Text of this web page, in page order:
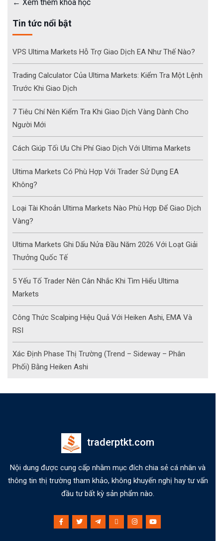
Xem thêm khóa học
Tin tức nổi bật
VPS Ultima Markets Hỗ Trợ Giao Dịch EA Như Thế Nào?
Trading Calculator Của Ultima Markets: Kiểm Tra Một Lệnh
Trước Khi Giao Dịch
7 Tiêu Chí Nên Kiểm Tra Khi Giao Dịch Vàng Dành Cho
Người Mới
Cách Giúp Tối Ưu Chi Phí Giao Dịch Với Ultima Markets
Ultima Markets Có Phù Hợp Với Trader Sử Dụng EA
Không?
Loại Tài Khoản Ultima Markets Nào Phù Hợp Để Giao Dịch
Vàng?
Ultima Markets Ghi Dấu Nửa Đầu Năm 2026 Với Loạt Giải
Thưởng Quốc Tế
5 Yếu Tố Trader Nên Cân Nhắc Khi Tìm Hiểu Ultima
Markets
Công Thức Scalping Hiệu Quả Với Heiken Ashi, EMA Và
RSI
Xác Định Phase Thị Trường (Trend – Sideway – Phân
Phối) Bằng Heiken Ashi
traderptkt.com
Nội dung được cung cấp nhằm mục đích chia sẻ cá nhân và
thông tin thị trường tham khảo, không khuyến nghị hay tư vấn
đầu tư bất kỳ sản phẩm nào.